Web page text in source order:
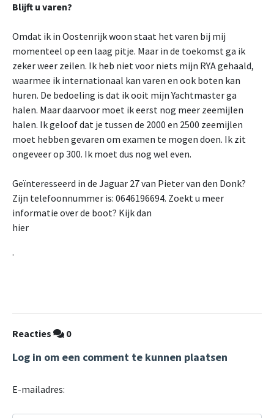
Blijft u varen?
Omdat ik in Oostenrijk woon staat het varen bij mij
momenteel op een laag pitje. Maar in de toekomst ga ik
zeker weer zeilen. Ik heb niet voor niets mijn RYA gehaald,
waarmee ik internationaal kan varen en ook boten kan
huren. De bedoeling is dat ik ooit mijn Yachtmaster ga
halen. Maar daarvoor moet ik eerst nog meer zeemijlen
halen. Ik geloof dat je tussen de 2000 en 2500 zeemijlen
moet hebben gevaren om examen te mogen doen. Ik zit
ongeveer op 300. Ik moet dus nog wel even.
Geïnteresseerd in de Jaguar 27 van Pieter van den Donk?
Zijn telefoonnummer is: 0646196694. Zoekt u meer
informatie over de boot? Kijk dan
hier
.
Reacties 0
Log in om een comment te kunnen plaatsen
E-mailadres: